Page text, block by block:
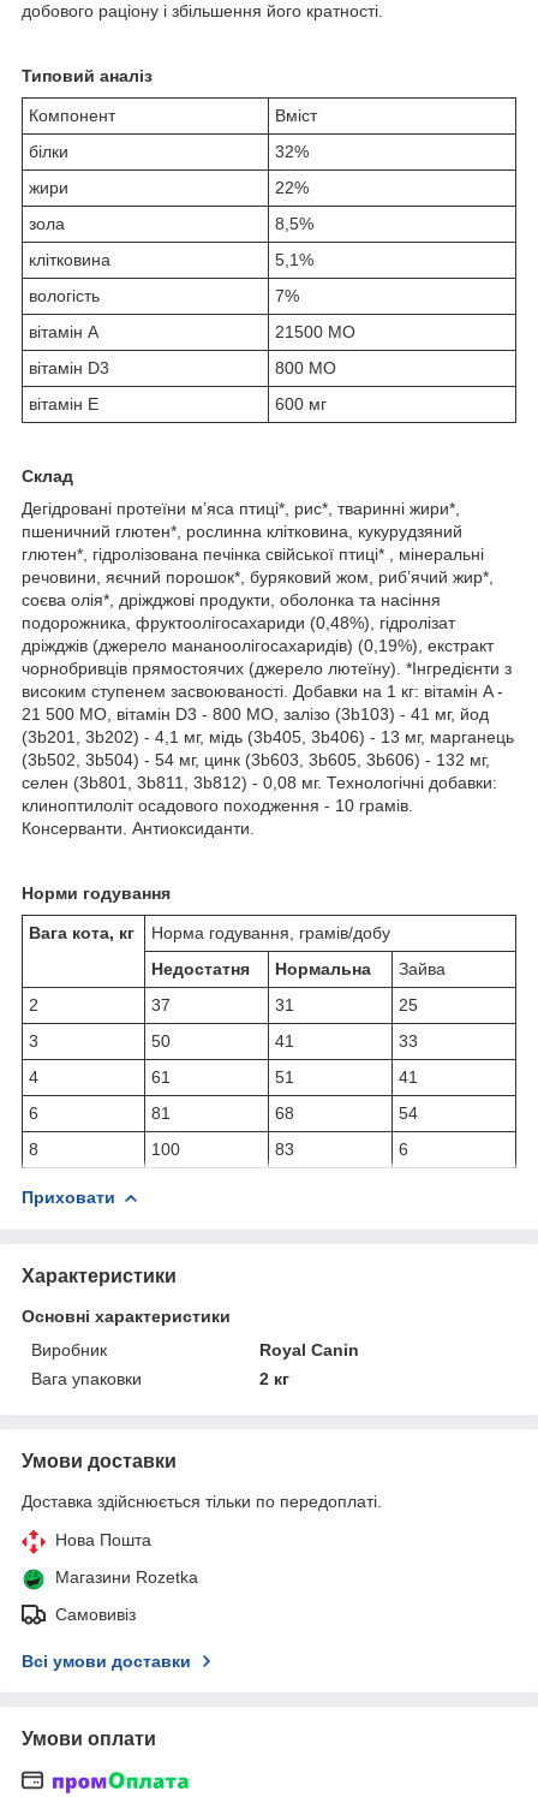
добового раціону і збільшення його кратності.
Типовий аналіз
Компонент
Вміст
білки
32%
жири
22%
зола
8,5%
клітковина
5,1%
вологість
7%
вітамін А
21500 МО
вітамін D3
800 МО
вітамін E
600 мг
Склад
Дегідровані протеїни м’яса птиці*, рис*, тваринні жири*,
пшеничний глютен*, рослинна клітковина, кукурудзяний
глютен*, гідролізована печінка свiйської птицi* , мінеральні
речовини, яєчний порошок*, буряковий жом, риб’ячий жир*,
соєва олія*, дріжджові продукти, оболонка та насіння
подорожника, фруктоолiгосахариди (0,48%), гідролізат
дріжджів (джерело мананоолігосахаридів) (0,19%), екстракт
чорнобривців прямостоячих (джерело лютеїну). *Інгредієнти з
високим ступенем засвоюваності. Добавки на 1 кг: вітамін A -
21 500 MO, вітамін D3 - 800 MO, залiзо (3b103) - 41 мг, йод
(3b201, 3b202) - 4,1 мг, мiдь (3b405, 3b406) - 13 мг, марганець
(3b502, 3b504) - 54 мг, цинк (3b603, 3b605, 3b606) - 132 мг,
селен (3b801, 3b811, 3b812) - 0,08 мг. Технологічні добавки:
клиноптилоліт осадового походження - 10 грамів.
Консерванти. Aнтиоксиданти.
Норми годування
Вага кота, кг
Норма годування, грамів/добу
Недостатня
Нормальна
Зайва
2
37 31
25
3
50 41
33
4
61 51
41
6
81 68
54
8
100 83 6
Приховати
Характеристики
Основні характеристики
Виробник
Royal Canin
Вага упаковки
2 кг
Умови доставки
Доставка здійснюється тільки по передоплаті.
Нова Пошта
Магазини Rozetka
Самовивіз
Всі умови доставки
Умови оплати